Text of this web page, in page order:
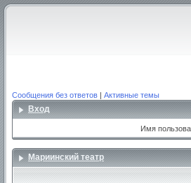
Сообщения без ответов | Активные темы
Вход
Имя
Мариинский театр